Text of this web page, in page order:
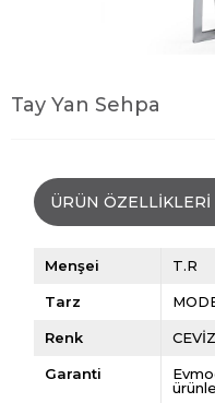
Tay Yan Sehpa
ÜRÜN ÖZELLIKLERI
Menşei T.R
Tarz
Renk CEVİZ
Garanti